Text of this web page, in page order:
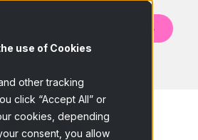
use of Cookies
other tracking
click “Accept All” or
cookies, depending
consent, you allow
Contáctanos